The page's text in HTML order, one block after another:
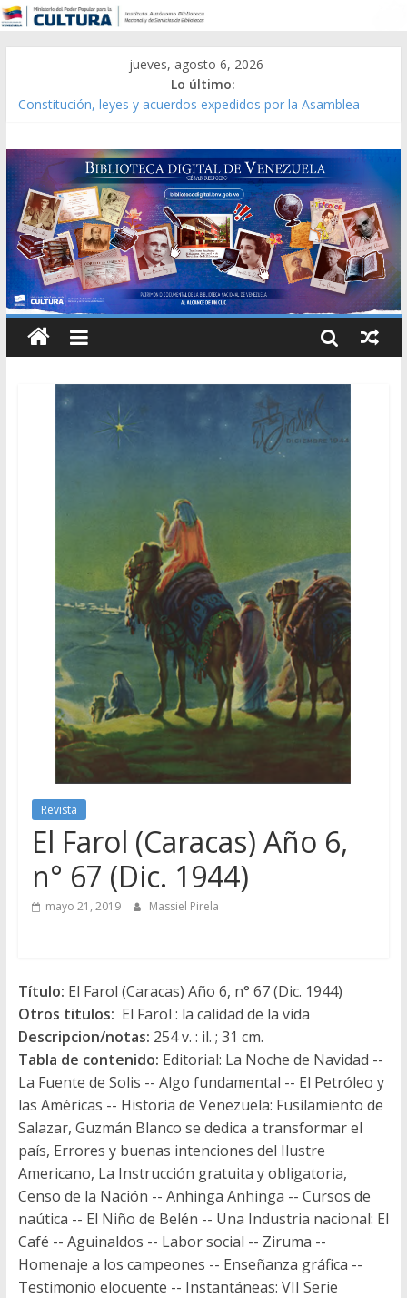
jueves, agosto 6, 2026
Lo último:
Constitución, leyes y acuerdos expedidos por la Asamblea
Modesta Bor Sánchez [material gráfico]
Gaceta Oficial de la República de Venezuela año CXXXIII Mes V,
Caracas 09 de marzo de 2006 N° 38.394
Catálogo temático de obras de Modesta Bor
Revista
El Farol (Caracas) Año 6,
n° 67 (Dic. 1944)
mayo 21, 2019 Massiel Pirela
Título: El Farol (Caracas) Año 6, n° 67 (Dic. 1944)
Otros titulos: El Farol : la calidad de la vida
Descripcion/notas: 254 v. : il. ; 31 cm.
Tabla de contenido: Editorial: La Noche de Navidad --
La Fuente de Solis -- Algo fundamental -- El Petróleo y
las Américas -- Historia de Venezuela: Fusilamiento de
Salazar, Guzmán Blanco se dedica a transformar el
país, Errores y buenas intenciones del Ilustre
Americano, La Instrucción gratuita y obligatoria,
Censo de la Nación -- Anhinga Anhinga -- Cursos de
naútica -- El Niño de Belén -- Una Industria nacional: El
Café -- Aguinaldos -- Labor social -- Ziruma --
Homenaje a los campeones -- Enseñanza gráfica --
Testimonio elocuente -- Instantáneas: VII Serie